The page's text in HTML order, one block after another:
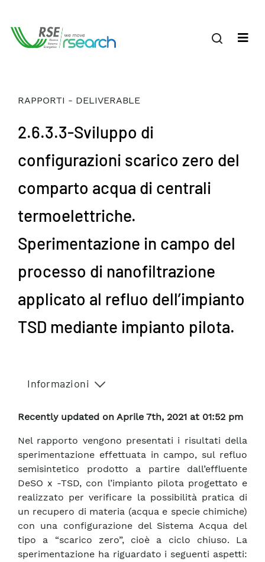
RAPPORTI - DELIVERABLE
2.6.3.3-Sviluppo di
configurazioni scarico zero del
comparto acqua di centrali
termoelettriche.
Sperimentazione in campo del
processo di nanofiltrazione
applicato al refluo dell’impianto
TSD mediante impianto pilota.
Informazioni
Recently updated on Aprile 7th, 2021 at 01:52 pm
Nel rapporto vengono presentati i risultati della
sperimentazione effettuata in campo, sul refluo
semisintetico prodotto a partire dall’effluente
DeSO x -TSD, con l’impianto pilota progettato e
realizzato per verificare la possibilità pratica di
un recupero di materia (acqua e specie chimiche)
con una configurazione del Sistema Acqua del
tipo a “scarico zero”, cioè a ciclo chiuso. La
sperimentazione ha riguardato i seguenti aspetti: